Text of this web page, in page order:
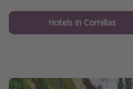
Hotels in Comillas